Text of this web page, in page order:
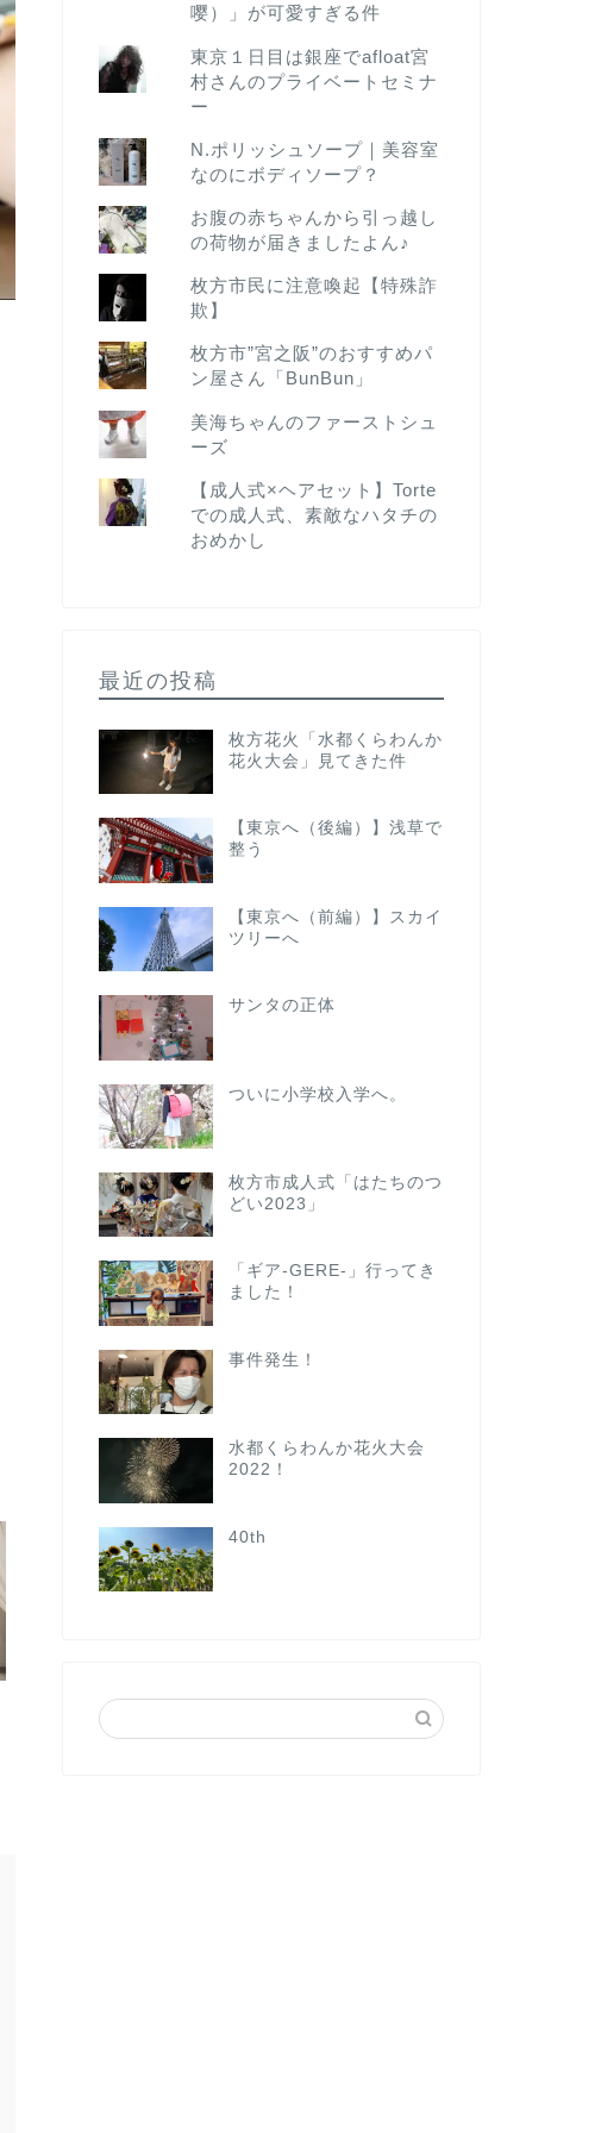
嘤）」が可愛すぎる件
東京１日目は銀座でafloat宮
村さんのプライベートセミナ
ー
N.ポリッシュソープ｜美容室
なのにボディソープ？
お腹の赤ちゃんから引っ越し
の荷物が届きましたよん♪
枚方市民に注意喚起【特殊詐
欺】
枚方市”宮之阪”のおすすめパ
ン屋さん「BunBun」
美海ちゃんのファーストシュ
ーズ
【成人式×ヘアセット】Torte
での成人式、素敵なハタチの
おめかし
最近の投稿
枚方花火「水都くらわんか
花火大会」見てきた件
【東京へ（後編）】浅草で
整う
【東京へ（前編）】スカイ
ツリーへ
サンタの正体
ついに小学校入学へ。
枚方市成人式「はたちのつ
どい2023」
「ギア-GERE-」行ってき
ました！
事件発生！
水都くらわんか花火大会
2022！
40th